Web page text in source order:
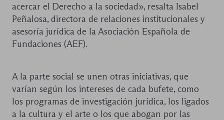
acercar el Derecho a la sociedad», resalta Isabel
Peñalosa, directora de relaciones institucionales y
asesoría jurídica de la Asociación Española de
Fundaciones (AEF).
A la parte social se unen otras iniciativas, que
varían según los intereses de cada bufete, como
los programas de investigación jurídica, los ligados
a la cultura y el arte o los que abogan por las